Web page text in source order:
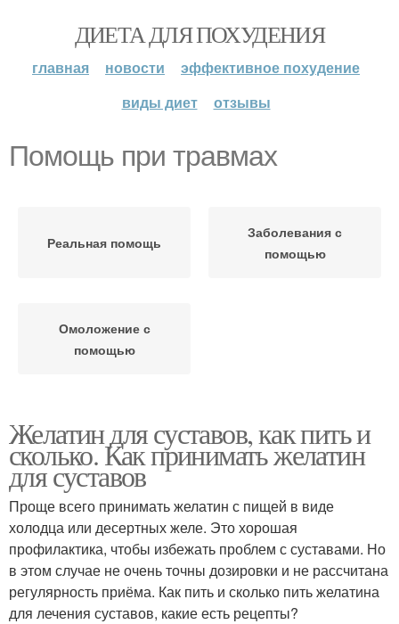
ДИЕТА ДЛЯ ПОХУДЕНИЯ
главная новости
эффективное похудение
виды диет
отзывы
Помощь при травмах
Реальная помощь
Заболевания с
помощью
Омоложение с
помощью
Желатин для суставов, как пить и
сколько. Как принимать желатин
для суставов
Проще всего принимать желатин с пищей в виде
холодца или десертных желе. Это хорошая
профилактика, чтобы избежать проблем с суставами. Но
в этом случае не очень точны дозировки и не рассчитана
регулярность приёма. Как пить и сколько пить желатина
для лечения суставов, какие есть рецепты?